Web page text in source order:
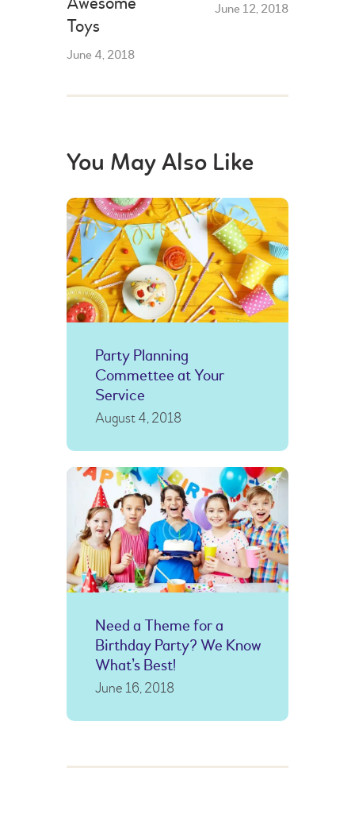
Toys
June 4, 2018
June 12, 2018
You May Also Like
Party Planning
Commettee at Your
Service
August 4, 2018
Need a Theme for a
Birthday Party? We Know
What’s Best!
June 16, 2018